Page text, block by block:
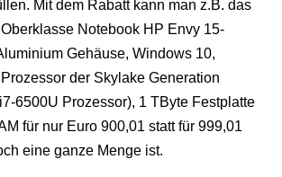
Mit dem Rabatt kann man z.B. das
Notebook HP Envy 15-
Gehäuse, Windows 10,
der Skylake Generation
6500U Prozessor), 1 TByte Festplatte
für nur Euro 900,01 statt für 999,01
eine ganze Menge ist.